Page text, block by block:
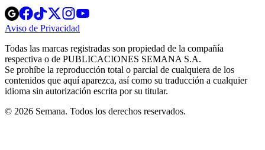
Opens
in
new
Opens
in
new
Opens
in
new
window
Opens
new
windowwindow
Aviso de Privacidad
new
window
Todas las marcas registradas son propiedad de la compañía
respectiva o de PUBLICACIONES SEMANA S.A.
Se prohíbe la reproducción total o parcial de cualquiera de los
contenidos que aquí aparezca, así como su traducción a cualquier
idioma sin autorización escrita por su titular.
© 2026 Semana. Todos los derechos reservados.